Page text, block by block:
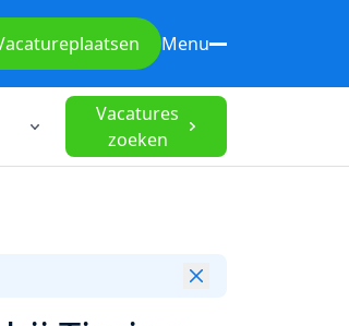
plaatsen Menu
Vacatures
zoeken